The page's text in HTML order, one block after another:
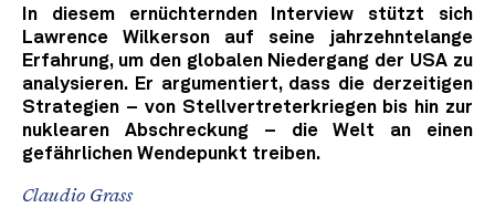
In diesem ernüchternden Interview stützt sich
Lawrence Wilkerson auf seine jahrzehntelange
Erfahrung, um den globalen Niedergang der USA zu
analysieren. Er argumentiert, dass die derzeitigen
Strategien – von Stellvertreterkriegen bis hin zur
nuklearen Abschreckung – die Welt an einen
gefährlichen Wendepunkt treiben.
Claudio Grass